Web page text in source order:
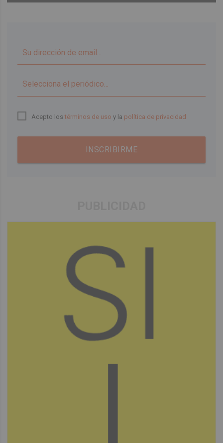
Acepto lostérminos de uso y la política de privacidad
INSCRIBIRME